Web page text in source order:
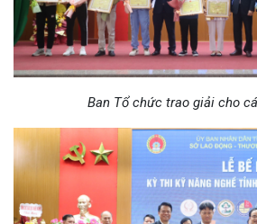
Ban Tổ chức trao giải cho